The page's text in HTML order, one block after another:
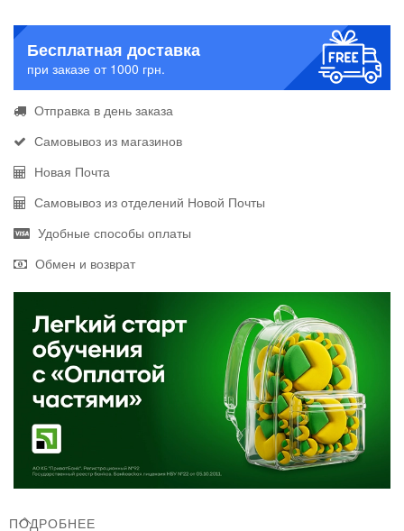
Бесплатная доставка
при заказе от 1000 грн.
Отправка в день заказа
Самовывоз из магазинов
Новая Почта
Самовывоз из отделений Новой Почты
Удобные способы оплаты
Обмен и возврат
ПОДРОБНЕЕ